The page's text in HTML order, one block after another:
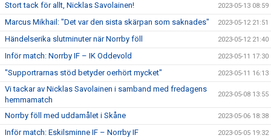
Stort tack för allt, Nicklas Savolainen! 2023-05-13 08:59
Marcus Mikhail: "Det var den sista skärpan som saknades" 2023-05-12 21:51
Händelserika slutminuter när Norrby föll 2023-05-12 21:40
Inför match: Norrby IF – IK Oddevold 2023-05-11 17:30
"Supportrarnas stöd betyder oerhört mycket" 2023-05-11 16:13
Vi tackar av Nicklas Savolainen i samband med fredagens
hemmamatch
2023-05-08 13:55
Norrby föll med uddamålet i Skåne 2023-05-06 18:38
Inför match: Eskilsminne IF – Norrby IF 2023-05-05 19:32